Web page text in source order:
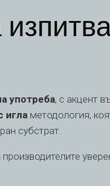
употреба, с акцент
игла методология,
субстрат.